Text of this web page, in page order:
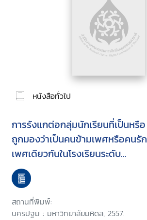
หนังสือทั่วไป
การรังแกต่อกลุ่มนักเรียนที่เป็นหรือ
ถูกมองว่าเป็นคนข้ามเพศหรือคนรัก
เพศเดียวกันในโรงเรียนระดับ
มัธยมศึกษา : รูปแบบ ความชุก ผลก
ระทบ แรงจูงใจและมาตรการการ
ป้องกันใน 5 จังหวัดของประเทศไทย
สถานที่พิมพ์:
นครปฐม : มหาวิทยาลัยมหิดล, 2557.